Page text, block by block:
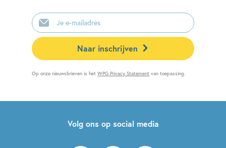
E-
mailadres
Naar inschrijven
Op onze nieuwsbrieven is hetWPG Privacy Statement van toepassing.
Volg ons op social media